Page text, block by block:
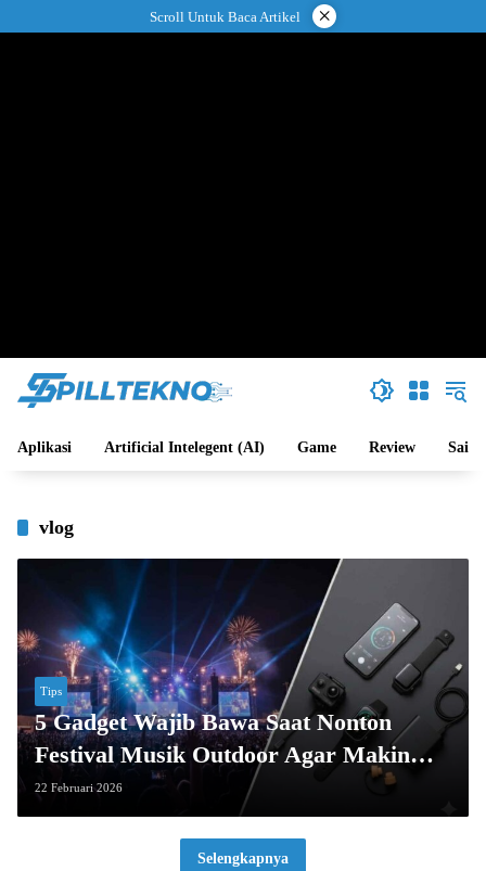
ke
Scroll Untuk Baca Artikel ×
Aplikasi Artificial Intelegent (AI) Game Review Sains
vlog
Tips
5 Gadget Wajib Bawa Saat Nonton
Festival Musik Outdoor Agar Makin
Seru!
22 Februari 2026
Selengkapnya